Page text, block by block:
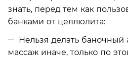
знать, перед тем как
банками от целлюлита:
Нельзя делать
массаж иначе, только по